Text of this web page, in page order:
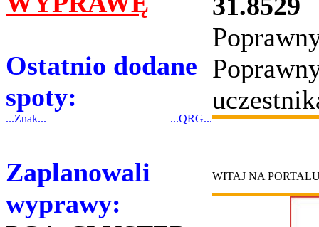
Ostatnio dodane
spoty:
...Znak... ...QRG...
Zaplanowali
wyprawy:
WITAJ NA